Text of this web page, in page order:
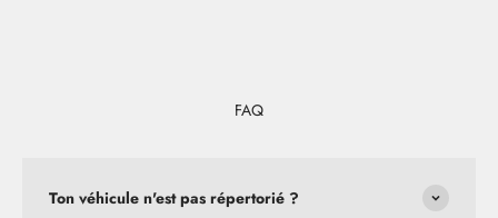
FAQ
Ton véhicule n'est pas répertorié ?